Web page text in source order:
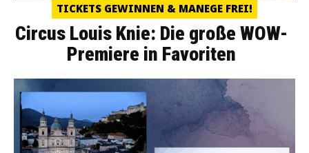
TICKETS GEWINNEN & MANEGE FREI!
Circus Louis Knie: Die große WOW-
Premiere in Favoriten